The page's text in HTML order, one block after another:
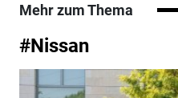
Mehr zum Thema
#Nissan